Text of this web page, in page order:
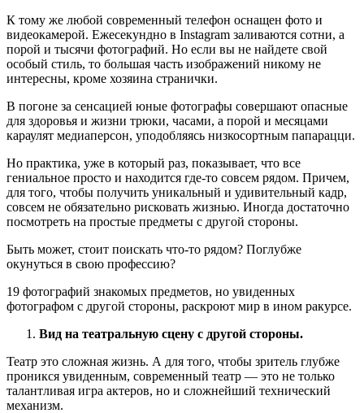
К тому же любой современный телефон оснащен фото и
видеокамерой. Ежесекундно в Instagram заливаются сотни, а
порой и тысячи фотографий. Но если вы не найдете свой
особый стиль, то большая часть изображений никому не
интересны, кроме хозяина странички.
В погоне за сенсацией юные фотографы совершают опасные
для здоровья и жизни трюки, часами, а порой и месяцами
караулят медиаперсон, уподобляясь низкосортным папарацци.
Но практика, уже в который раз, показывает, что все
гениальное просто и находится где-то совсем рядом. Причем,
для того, чтобы получить уникальный и удивительный кадр,
совсем не обязательно рисковать жизнью. Иногда достаточно
посмотреть на простые предметы с другой стороны.
Быть может, стоит поискать что-то рядом? Поглубже
окунуться в свою профессию?
19 фотографий знакомых предметов, но увиденных
фотографом с другой стороны, раскроют мир в ином ракурсе.
Вид на театральную сцену с другой стороны.
Театр это сложная жизнь. А для того, чтобы зритель глубже
проникся увиденным, современный театр — это не только
талантливая игра актеров, но и сложнейший технический
механизм.